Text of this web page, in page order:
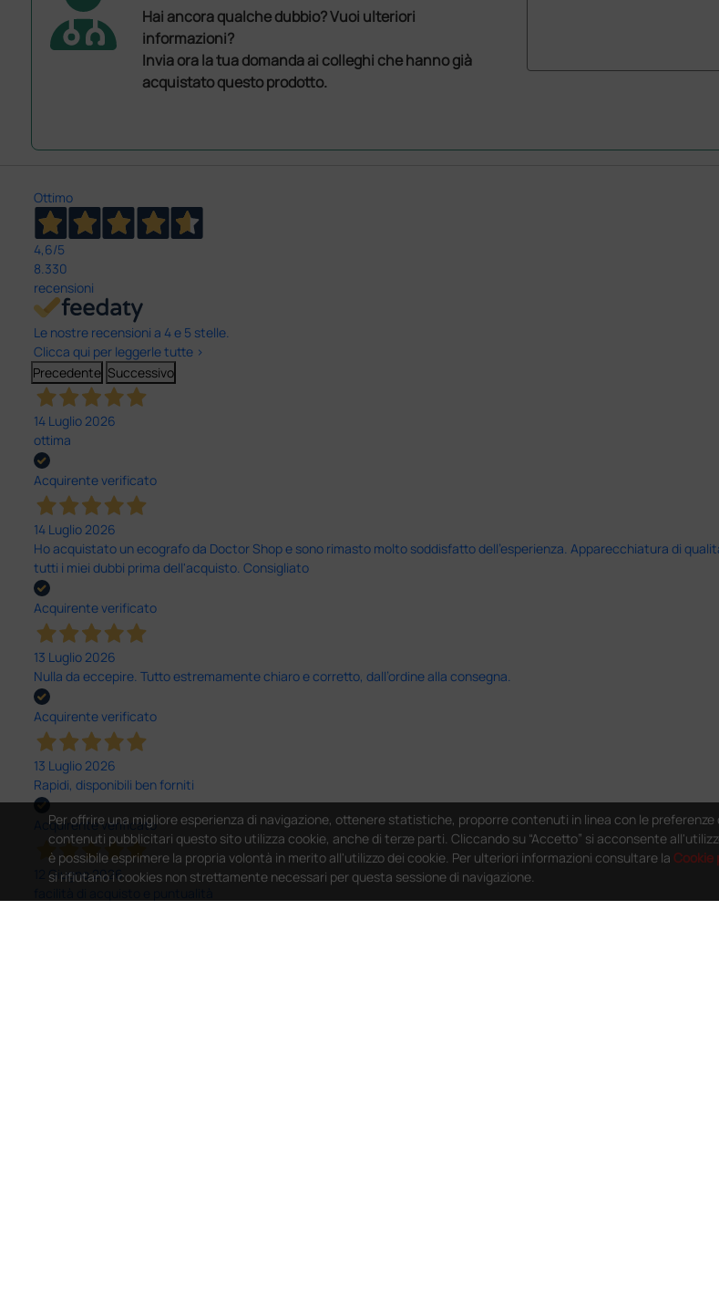
Hai ancora qualche dubbio? Vuoi ulteriori
informazioni?
Invia ora la tua domanda ai colleghi che hanno già
acquistato questo prodotto.
Ottimo
4,6/5
8.330
recensioni
Le nostre recensioni a 4 e 5 stelle.
Clicca qui per leggerle tutte >
Precedente Successivo
14 Luglio 2026
ottima
Acquirente verificato
14 Luglio 2026
Ho acquistato un ecografo da Doctor Shop e sono rimasto molto soddisfatto dell'esperienza. Apparecchiatura di
tutti i miei dubbi prima dell'acquisto. Consigliato
Acquirente verificato
13 Luglio 2026
Nulla da eccepire. Tutto estremamente chiaro e corretto, dall’ordine alla consegna.
Acquirente verificato
13 Luglio 2026
Rapidi, disponibili ben forniti
Acquirente verificato
12 Giugno 2026
Per offrire una migliore esperienza di navigazione, ottenere statistiche, proporre contenuti in linea con le
contenuti pubblicitari questo sito utilizza cookie, anche di terze parti. Cliccando su “Accetto” si acconsente
è possibile esprimere la propria volontà in merito all'utilizzo dei cookie. Per ulteriori informazioni consultare laCookie
si rifiutano i cookies non strettamente necessari per questa sessione di navigazione.